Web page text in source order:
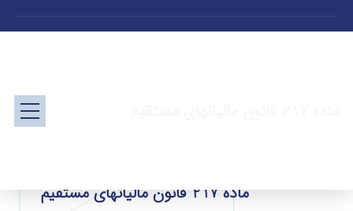
ماده 217 قانون مالیاتهای مستقیم